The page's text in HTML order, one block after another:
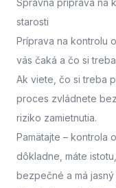
Správna príprava na
starosti
Príprava na kontrolu
vás čaká a čo si
Ak viete, čo si treba
proces zvládnete
riziko zamietnutia.
Pamätajte – kontrola
dôkladne, máte
bezpečné a má